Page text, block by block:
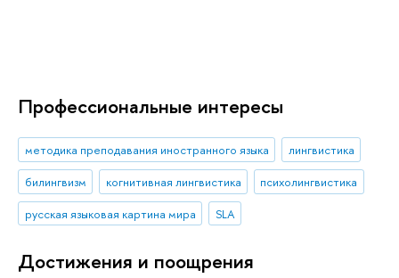
Профессиональные интересы
методика преподавания иностранного языка
лингвистика
билингвизм
когнитивная лингвистика
психолингвистика
русская языковая картина мира
SLA
Достижения и поощрения